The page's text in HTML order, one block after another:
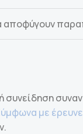
αποφύγουν
με